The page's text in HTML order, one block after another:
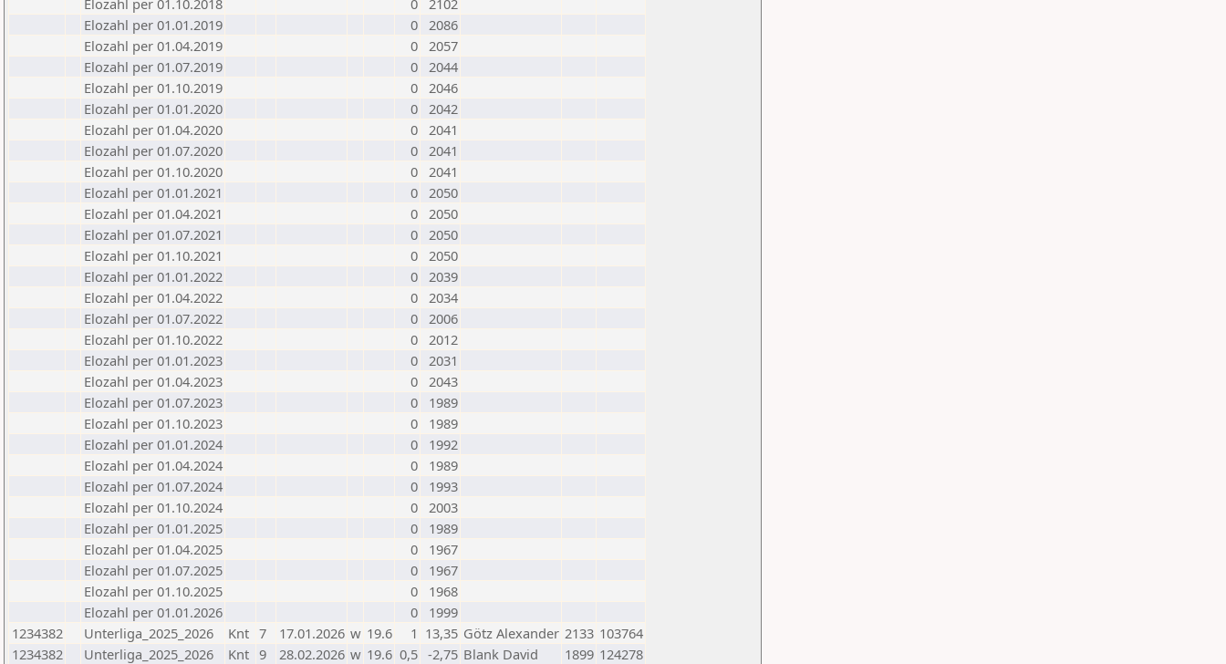
Elozahl per 01.10.2018
0 2102
Elozahl per 01.01.2019
0 2086
Elozahl per 01.04.2019
0 2057
Elozahl per 01.07.2019
0 2044
Elozahl per 01.10.2019
0 2046
Elozahl per 01.01.2020
0 2042
Elozahl per 01.04.2020
0 2041
Elozahl per 01.07.2020
0 2041
Elozahl per 01.10.2020
0 2041
Elozahl per 01.01.2021
0 2050
Elozahl per 01.04.2021
0 2050
Elozahl per 01.07.2021
0 2050
Elozahl per 01.10.2021
0 2050
Elozahl per 01.01.2022
0 2039
Elozahl per 01.04.2022
0 2034
Elozahl per 01.07.2022
0 2006
Elozahl per 01.10.2022
0 2012
Elozahl per 01.01.2023
0 2031
Elozahl per 01.04.2023
0 2043
Elozahl per 01.07.2023
0
1989
Elozahl per 01.10.2023
0
1989
Elozahl per 01.01.2024
0
1992
Elozahl per 01.04.2024
0
1989
Elozahl per 01.07.2024
0
1993
Elozahl per 01.10.2024
0 2003
Elozahl per 01.01.2025
0
1989
Elozahl per 01.04.2025
0
1967
Elozahl per 01.07.2025
0
1967
Elozahl per 01.10.2025
0
1968
Elozahl per 01.01.2026
0
1999
1234382
Unterliga_2025_2026 Knt 7 17.01.2026 w 19.6 1 13,35 Götz Alexander 2133 103764
1234382
Unterliga_2025_2026 Knt 9 28.02.2026 w 19.6 0,5 -2,75 Blank David 1899 124278